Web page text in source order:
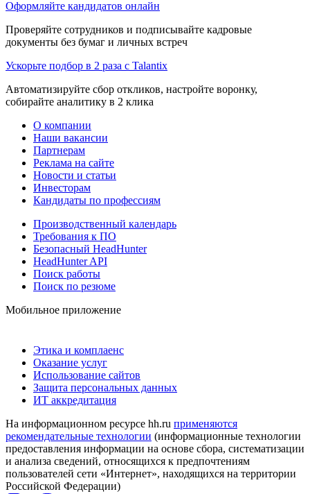
Оформляйте кандидатов онлайн
Проверяйте сотрудников и подписывайте кадровые
документы без бумаг и личных встреч
Ускорьте подбор в 2 раза с Talantix
Автоматизируйте сбор откликов, настройте воронку,
собирайте аналитику в 2 клика
О компании
Наши вакансии
Партнерам
Реклама на сайте
Новости и статьи
Инвесторам
Кандидаты по профессиям
Производственный календарь
Требования к ПО
Безопасный HeadHunter
HeadHunter API
Поиск работы
Поиск по резюме
Мобильное приложение
Этика и комплаенс
Оказание услуг
Использование сайтов
Защита персональных данных
ИТ аккредитация
На информационном ресурсе hh.ru применяются
рекомендательные технологии (информационные технологии
предоставления информации на основе сбора, систематизации
и анализа сведений, относящихся к предпочтениям
пользователей сети «Интернет», находящихся на территории
Российской Федерации)